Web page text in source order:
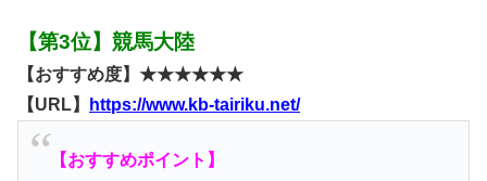
【第3位】競馬大陸
【おすすめ度】★★★★★★
【URL】
https://www.kb-tairiku.net/
【おすすめポイント】